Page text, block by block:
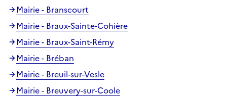
Mairie - Branscourt
Mairie - Braux-Sainte-Cohière
Mairie - Braux-Saint-Rémy
Mairie - Bréban
Mairie - Breuil-sur-Vesle
Mairie - Breuvery-sur-Coole